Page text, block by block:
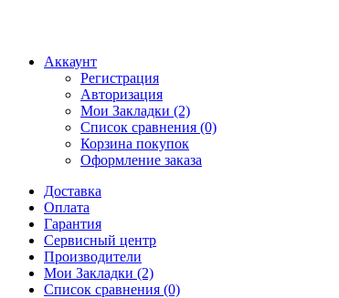
Аккаунт
Регистрация
Авторизация
Мои Закладки (2)
Список сравнения (0)
Корзина покупок
Оформление заказа
Доставка
Оплата
Гарантия
Сервисный центр
Производители
Мои Закладки (2)
Список сравнения (0)